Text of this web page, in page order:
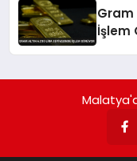
Gram
İşlem